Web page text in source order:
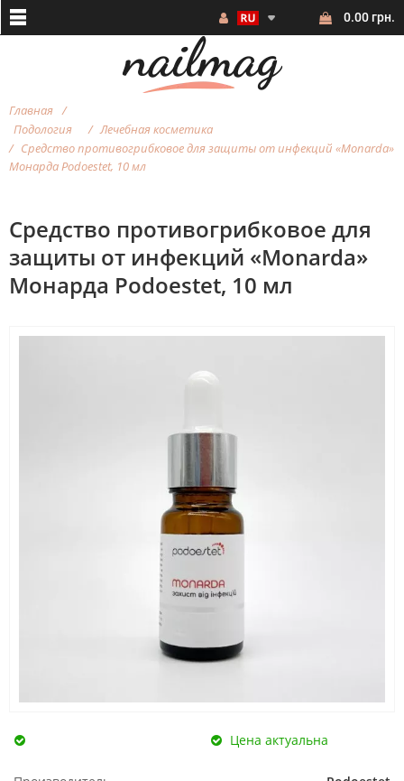
0.00 грн.
Главная
Подология
Лечебная косметика
Средство противогрибковое для защиты от инфекций «Monarda»
Монарда Podoestet, 10 мл
Средство противогрибковое для
защиты от инфекций «Monarda»
Монарда Podoestet, 10 мл
Цена актуальна